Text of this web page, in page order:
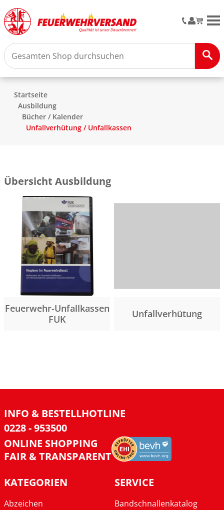
Startseite
Ausbildung
Bücher / Kalender
Unfallverhütung / Unfallkassen
Übersicht Ausbildung
Feuerwehr-Unfallkassen
FUK
Unfallverhütung
INFO & BESTELLHOTLINE
0228 - 953500
ONLINE SHOPPING
FAIR & TRANSPARENT
KATEGORIEN
Abzeichen
SERVICE
Bandschnallenkatalog